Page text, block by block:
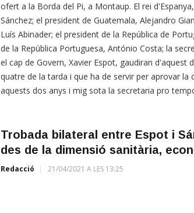
ofert a la Borda del Pi, a Montaup. El rei
Sánchez; el president de Guatemala, Alejandro
Luís Abinader; el president de la República de
de la República Portuguesa, António Costa; la
el cap de Govern, Xavier Espot, gaudiran d'aquest
quatre de la tarda i que ha de servir per aprovar
aquests dos anys i mig sota la secretaria pro
Trobada bilateral entre Espot i
des de la dimensió sanitària,
Redacció 21/04/2021 A LES 13:25